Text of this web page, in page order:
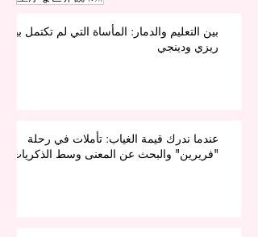
بين التعليم والدمار: المأساة التي لم تكتمل بين
ريزي ودينجي
عندما ندرك قيمة الغياب: تأملات في رحلة
"فريرين" والبحث عن المعنى وسط الذكريات